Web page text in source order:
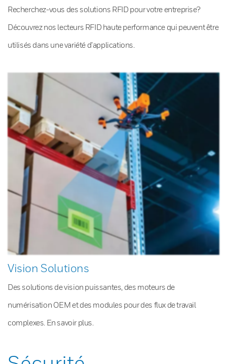
Recherchez-vous des solutions RFID pour votre entreprise?
Découvrez nos lecteurs RFID haute performance qui peuvent être
utilisés dans une variété d’applications.
Vision Solutions
Des solutions de vision puissantes, des moteurs de
numérisation OEM et des modules pour des flux de travail
complexes. En savoir plus.